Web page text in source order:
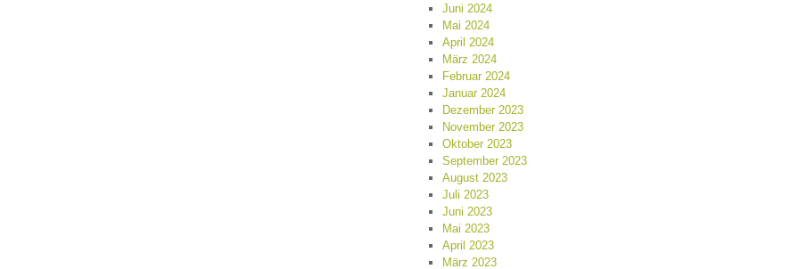
Juni 2024
Mai 2024
April 2024
März 2024
Februar 2024
Januar 2024
Dezember 2023
November 2023
Oktober 2023
September 2023
August 2023
Juli 2023
Juni 2023
Mai 2023
April 2023
März 2023